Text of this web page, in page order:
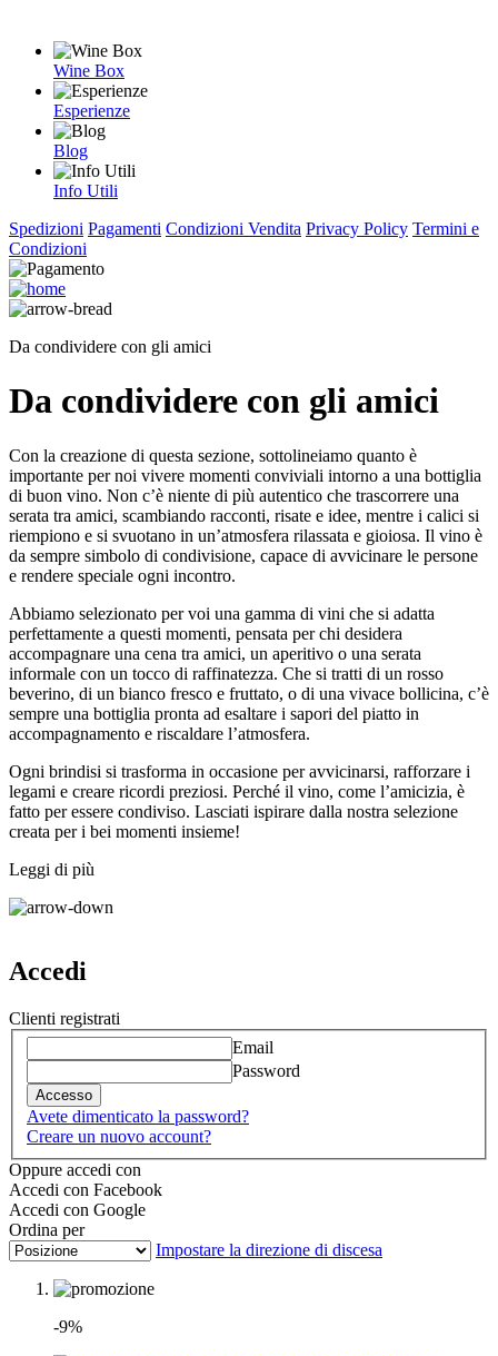
Wine Box
Esperienze
Blog
Info Utili
Spedizioni Pagamenti Condizioni Vendita Privacy Policy Termini e
Condizioni
Da condividere con gli amici
Da condividere con gli amici
Con la creazione di questa sezione, sottolineiamo quanto è
importante per noi vivere momenti conviviali intorno a una bottiglia
di buon vino. Non c’è niente di più autentico che trascorrere una
serata tra amici, scambiando racconti, risate e idee, mentre i calici si
riempiono e si svuotano in un’atmosfera rilassata e gioiosa. Il vino è
da sempre simbolo di condivisione, capace di avvicinare le persone
e rendere speciale ogni incontro.
Abbiamo selezionato per voi una gamma di vini che si adatta
perfettamente a questi momenti, pensata per chi desidera
accompagnare una cena tra amici, un aperitivo o una serata
informale con un tocco di raffinatezza. Che si tratti di un rosso
beverino, di un bianco fresco e fruttato, o di una vivace bollicina, c’è
sempre una bottiglia pronta ad esaltare i sapori del piatto in
accompagnamento e riscaldare l’atmosfera.
Ogni brindisi si trasforma in occasione per avvicinarsi, rafforzare i
legami e creare ricordi preziosi. Perché il vino, come l’amicizia, è
fatto per essere condiviso. Lasciati ispirare dalla nostra selezione
creata per i bei momenti insieme!
Leggi di più
Accedi
Clienti registrati
Email
Password
Accesso
Avete dimenticato la password?
Creare un nuovo account?
Oppure accedi con
Accedi con Facebook
Accedi con Google
Ordina per
Impostare la direzione di discesa
-9%